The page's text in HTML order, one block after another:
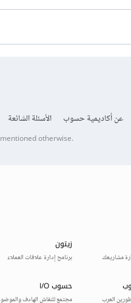
عن أكاديمية حسوب الأسئلة الشائعة
otherwise.